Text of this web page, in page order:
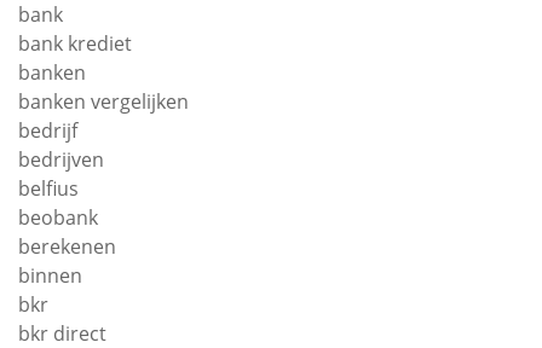
bank
bank krediet
banken
banken vergelijken
bedrijf
bedrijven
belfius
beobank
berekenen
binnen
bkr
bkr direct